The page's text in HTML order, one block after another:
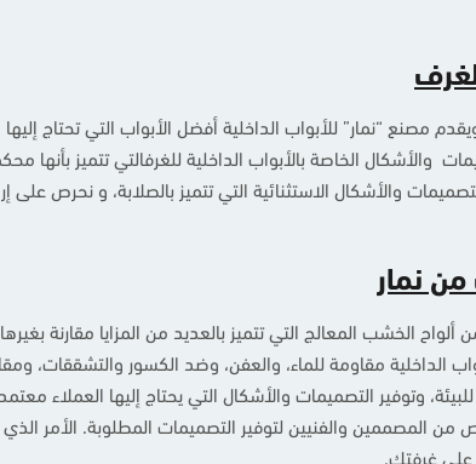
ويقدم مصنع “نمار” للأبواب الداخلية أفضل الأبواب التي
والأشكال الخاصة بالأبواب الداخلية للغرفالتي تتميز
والأشكال الاستثنائية التي تتميز بالصلابة، و نحرص على
نمار
ألواح الخشب المعالج التي تتميز بالعديد من المزايا مقارنة
الداخلية مقاومة للماء، والعفن، وضد الكسور والتشققات،
للبيئة، وتوفير التصميمات والأشكال التي يحتاج إليها العملاء
والفنيين لتوفير التصميمات المطلوبة. الأمر الذي